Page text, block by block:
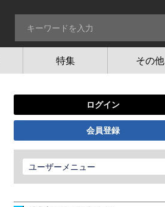
特集 その他
ログイン
会員登録
ユーザーメニュー